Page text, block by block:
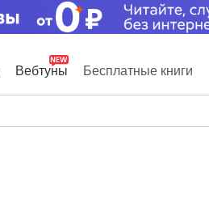
Вебтуны Бесплатные книги